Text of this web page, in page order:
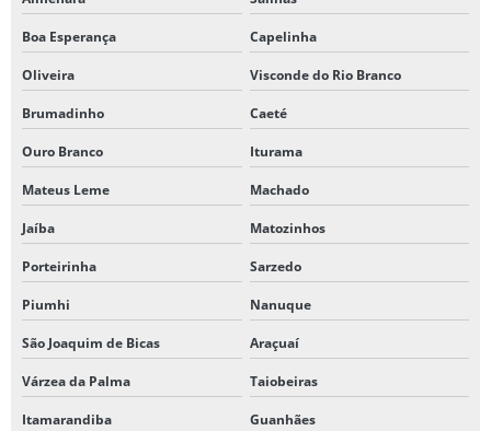
Boa Esperança Capelinha
Oliveira Visconde do Rio Branco
Brumadinho Caeté
Ouro Branco Iturama
Mateus Leme Machado
Jaíba Matozinhos
Porteirinha Sarzedo
Piumhi Nanuque
São Joaquim de Bicas Araçuaí
Várzea da Palma Taiobeiras
Itamarandiba Guanhães